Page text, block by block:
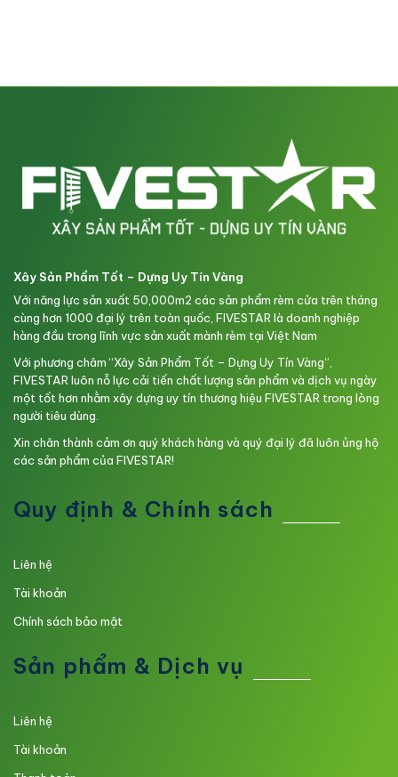
Xây Sản Phẩm Tốt – Dựng Uy Tín Vàng
Với năng lực sản xuất 50,000m2 các sản phẩm rèm cửa trên tháng
cùng hơn 1000 đại lý trên toàn quốc, FIVESTAR là doanh nghiệp
hàng đầu trong lĩnh vực sản xuất mành rèm tại Việt Nam
Với phương châm “Xây Sản Phẩm Tốt – Dựng Uy Tín Vàng”,
FIVESTAR luôn nỗ lực cải tiến chất lượng sản phẩm và dịch vụ ngày
một tốt hơn nhằm xây dựng uy tín thương hiệu FIVESTAR trong lòng
người tiêu dùng.
Xin chân thành cảm ơn quý khách hàng và quý đại lý đã luôn ủng hộ
các sản phẩm của FIVESTAR!
Quy định & Chính sách
Liên hệ
Tài khoản
Chính sách bảo mật
Sản phẩm & Dịch vụ
Liên hệ
Tài khoản